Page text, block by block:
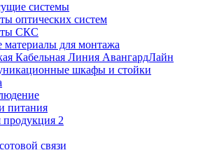
системы
оптических систем
СКС
материалы для монтажа
Кабельная Линия АвангардЛайн
шкафы и стойки
питания
продукция 2
связи